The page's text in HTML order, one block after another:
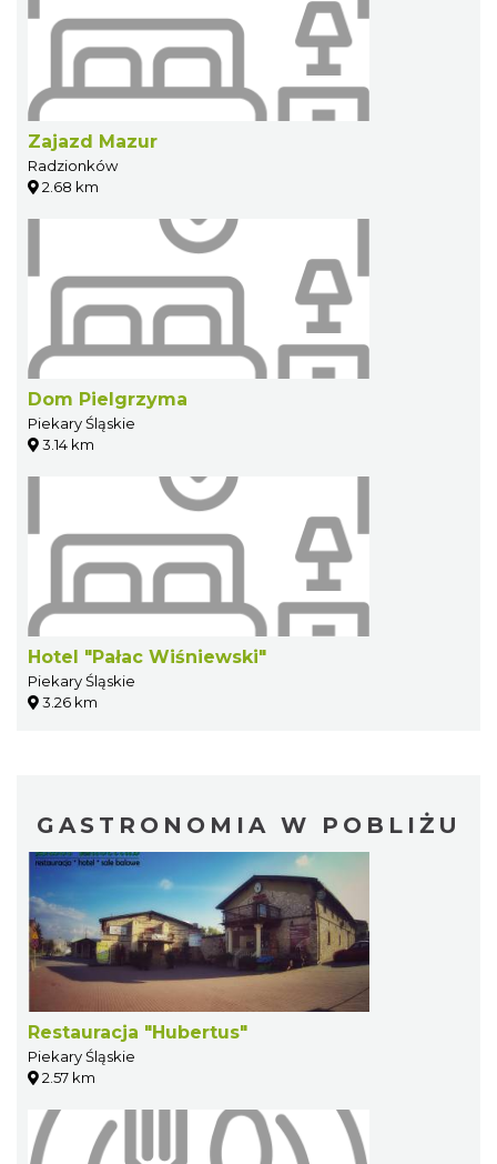
Zajazd Mazur
Radzionków
2.68 km
Dom Pielgrzyma
Piekary Śląskie
3.14 km
Hotel "Pałac Wiśniewski"
Piekary Śląskie
3.26 km
GASTRONOMIA W POBLIŻU
Restauracja "Hubertus"
Piekary Śląskie
2.57 km